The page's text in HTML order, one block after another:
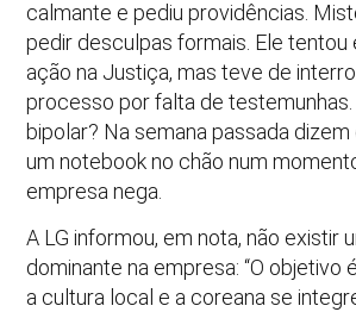
calmante e pediu providências.
pedir desculpas formais. Ele tentou
ação na Justiça, mas teve de
processo por falta de testemunhas.
bipolar? Na semana passada
um notebook no chão num
empresa nega.
A LG informou, em nota, não existir
dominante na empresa: “O objetivo
a cultura local e a coreana se